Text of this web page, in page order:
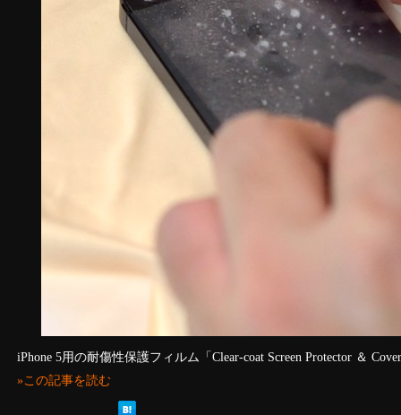
iPhone 5用の耐傷性保護フィルム「Clear-coat Screen Protector ＆
»この記事を読む